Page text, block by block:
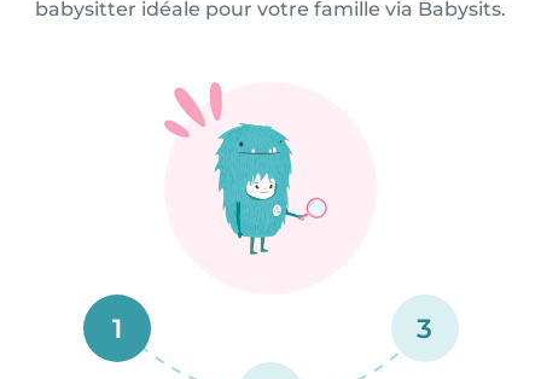
babysitter idéale pour votre famille via Babysits.
1 3